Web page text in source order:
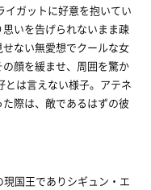
イガットに好意を抱いてい
いを告げられないまま疎
ない無愛想でクールな女
顔を緩ませ、周囲を驚か
は言えない様子。アテネ
際は、敵であるはずの彼
国王でありシギュン・エ